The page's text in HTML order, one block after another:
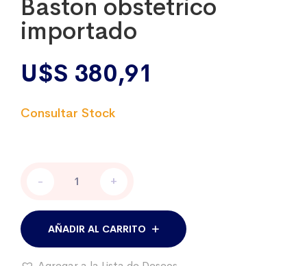
Baston obstetrico
importado
U$S 380,91
obstetrico
cantidad
- +
AÑADIR AL CARRITO